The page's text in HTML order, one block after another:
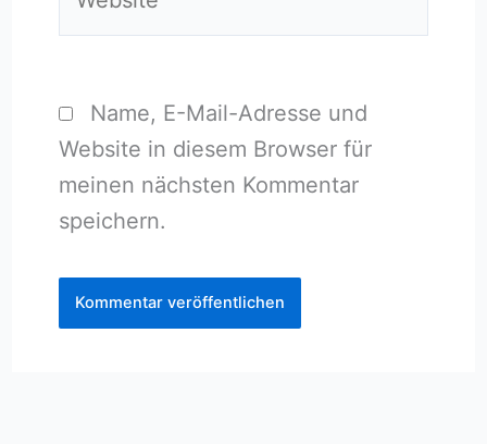
Name, E-Mail-Adresse und
Website in diesem Browser für
meinen nächsten Kommentar
speichern.